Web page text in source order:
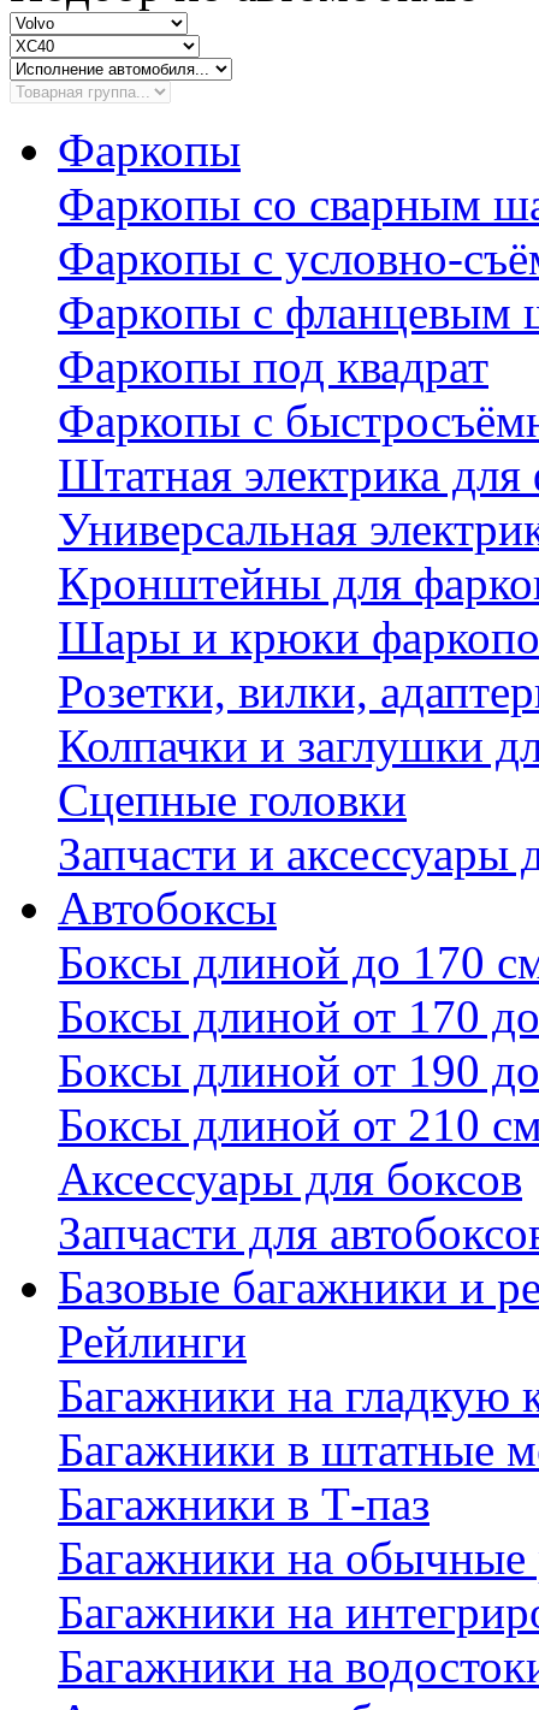
Фаркопы
Фаркопы со сварным
Фаркопы с условно-
Фаркопы с фланцевым
Фаркопы под квадрат
Фаркопы с
Штатная электрика
Универсальная
Кронштейны для
Шары и крюки
Розетки, вилки,
Колпачки и заглушки
Сцепные головки
Запчасти и аксессуары
Автобоксы
Боксы длиной до 170
Боксы длиной от 170
Боксы длиной от 190
Боксы длиной от 210
Аксессуары для боксов
Запчасти для
Базовые багажники и
Рейлинги
Багажники на гладкую
Багажники в штатные
Багажники в Т-паз
Багажники на обычные
Багажники на
Багажники на